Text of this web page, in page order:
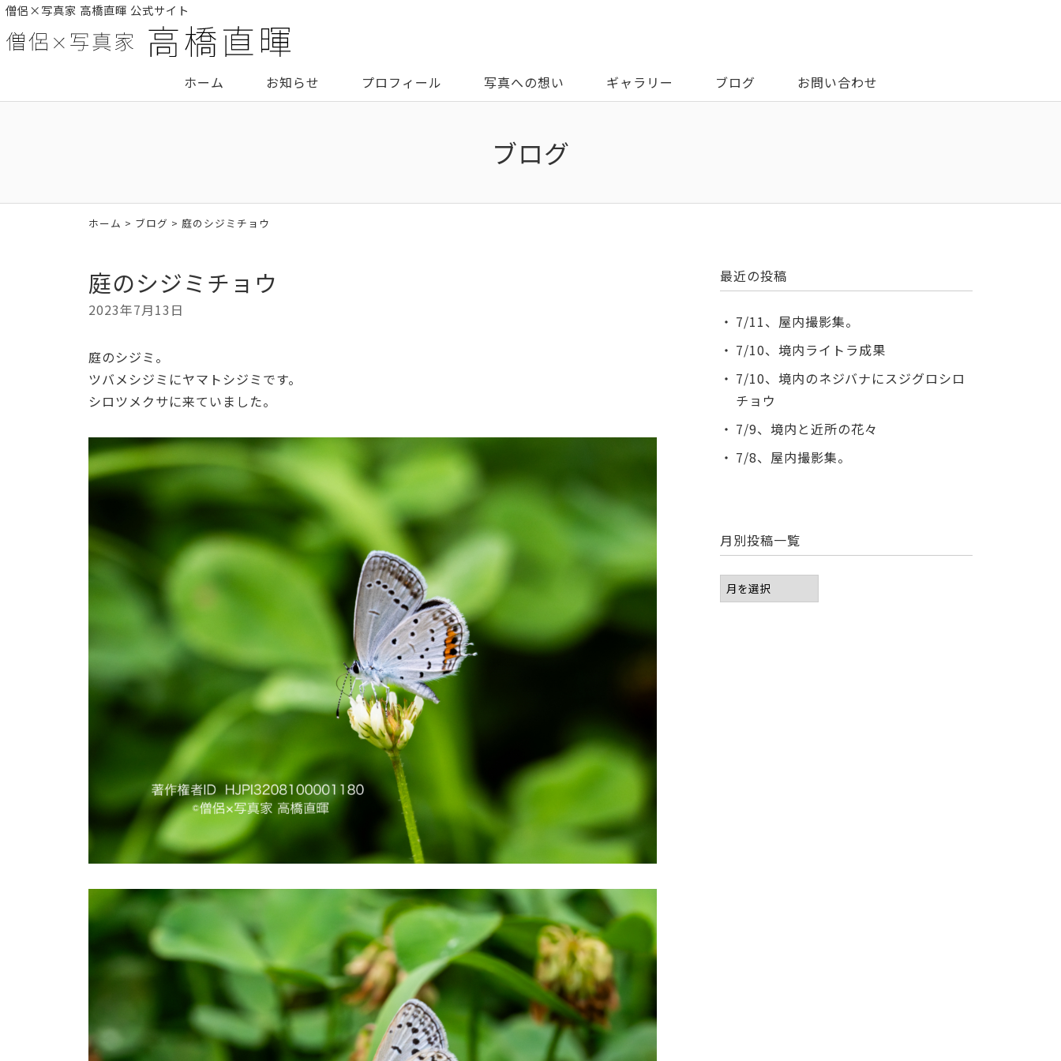
僧侶×写真家 高橋直暉 公式サイト
ホーム お知らせ プロフィール 写真への想い ギャラリー ブログ お問い合わせ
ブログ
ホーム > ブログ > 庭のシジミチョウ
庭のシジミチョウ
2023年7月13日
庭のシジミ。
ツバメシジミにヤマトシジミです。
シロツメクサに来ていました。
最近の投稿
7/11、屋内撮影集。
7/10、境内ライトラ成果
7/10、境内のネジバナにスジグロシロ
チョウ
7/9、境内と近所の花々
7/8、屋内撮影集。
月別投稿一覧